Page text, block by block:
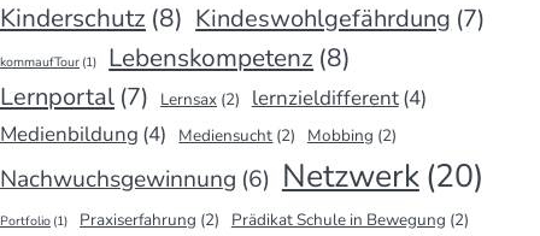
Kinderschutz (8) Kindeswohlgefährdung (7)
kommaufTour (1) Lebenskompetenz (8)
Lernportal (7) Lernsax (2) lernzieldifferent(4)
Medienbildung (4) Mediensucht (2) Mobbing (2)
Nachwuchsgewinnung (6) Netzwerk(20)
Portfolio (1) Praxiserfahrung (2) Prädikat Schule in Bewegung (2)